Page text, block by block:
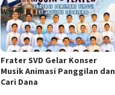
Frater SVD Gelar Konser
Musik Animasi Panggilan dan
Cari Dana